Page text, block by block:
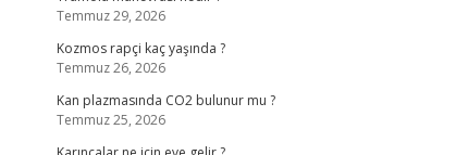
Temmuz 29, 2026
Kozmos rapçi kaç yaşında ?
Temmuz 26, 2026
Kan plazmasında CO2 bulunur mu ?
Temmuz 25, 2026